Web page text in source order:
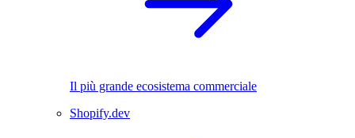
Il più grande ecosistema commerciale
Shopify.dev